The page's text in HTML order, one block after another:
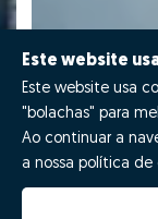
Este website
Este website usa
"bolachas" para
Ao continuar a
a nossa política de